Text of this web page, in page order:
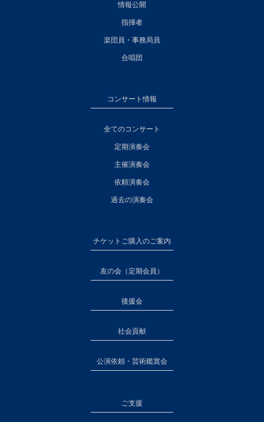
情報公開
指揮者
楽団員・事務局員
合唱団
コンサート情報
全てのコンサート
定期演奏会
主催演奏会
依頼演奏会
過去の演奏会
チケットご購入のご案内
友の会（定期会員）
後援会
社会貢献
公演依頼・芸術鑑賞会
ご支援